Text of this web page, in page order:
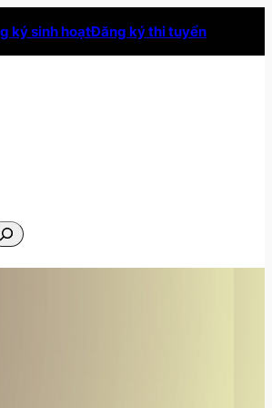
ký sinh hoạtĐăng ký thi tuyển